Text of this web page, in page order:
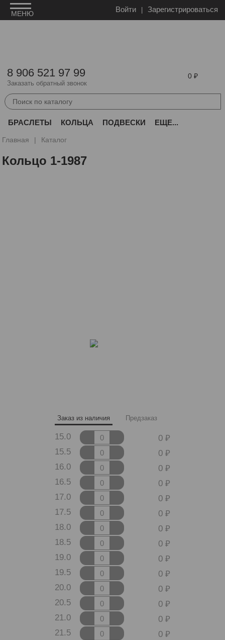
Войти Зарегистрироваться
0
8 906 521 97 99
Заказать обратный звонок
БРАСЛЕТЫ КОЛЬЦА ПОДВЕСКИ ЕЩЕ...
Главная Каталог
Кольцо 1-1987
Заказ из наличия Предзаказ
15.0
0
15.5
0
16.0
0
16.5
0
17.0
0
17.5
0
18.0
0
18.5
0
19.0
0
19.5
0
20.0
0
20.5
0
21.0
0
21.5
0